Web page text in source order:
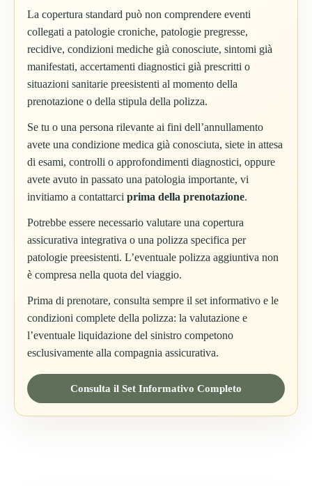
La copertura standard può non comprendere eventi
collegati a patologie croniche, patologie pregresse,
recidive, condizioni mediche già conosciute, sintomi già
manifestati, accertamenti diagnostici già prescritti o
situazioni sanitarie preesistenti al momento della
prenotazione o della stipula della polizza.
Se tu o una persona rilevante ai fini dell’annullamento
avete una condizione medica già conosciuta, siete in attesa
di esami, controlli o approfondimenti diagnostici, oppure
avete avuto in passato una patologia importante, vi
invitiamo a contattarci prima della prenotazione.
Potrebbe essere necessario valutare una copertura
assicurativa integrativa o una polizza specifica per
patologie preesistenti. L’eventuale polizza aggiuntiva non
è compresa nella quota del viaggio.
Prima di prenotare, consulta sempre il set informativo e le
condizioni complete della polizza: la valutazione e
l’eventuale liquidazione del sinistro competono
esclusivamente alla compagnia assicurativa.
Consulta il Set Informativo Completo